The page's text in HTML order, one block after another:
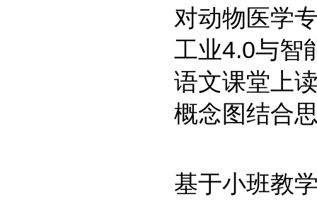
对动物医学
工业4.0与智
语文课堂上
概念图结合
基于小班教